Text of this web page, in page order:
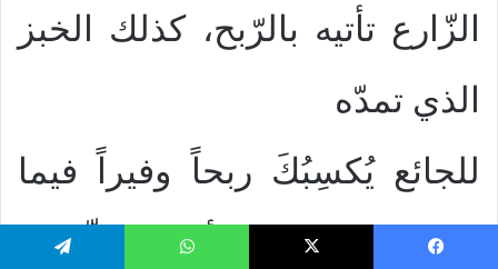
الزّارع تأتيه بالرّبح، كذلك الخبز
الذي تمدّه
للجائع يُكسِبُكَ ربحاً وفيراً فيما
بعد. فلا تحصُدْ هنا أسفل إلاّ كيما